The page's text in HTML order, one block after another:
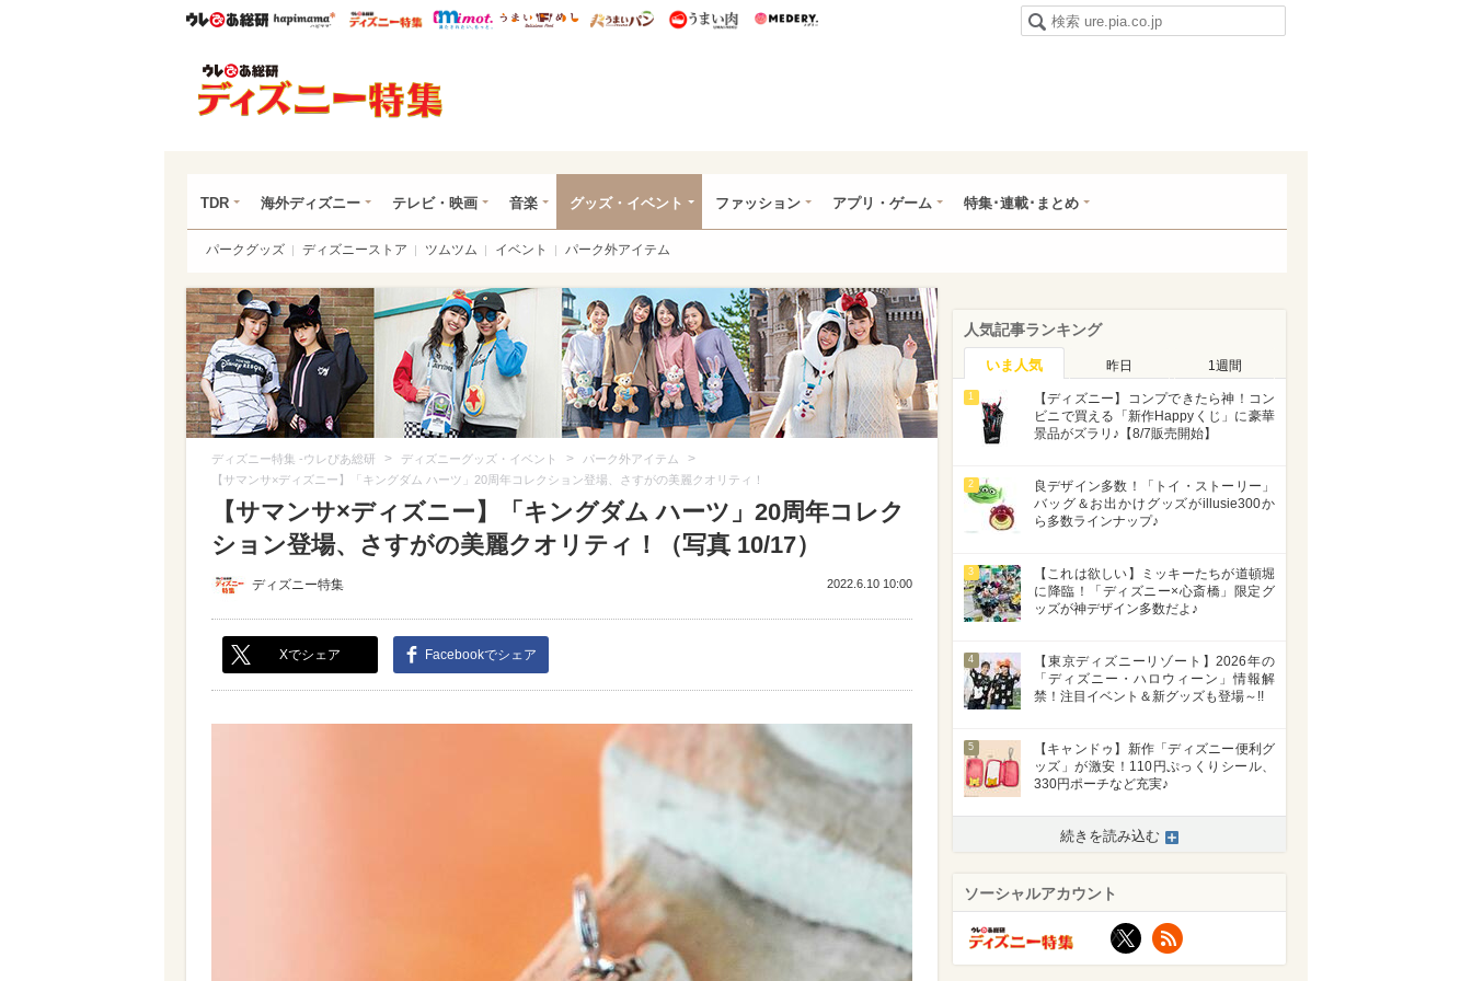
ウレぴあ総研ハピママ* ウレぴあ総研 ディズニー特集
mimot. うまいめし うまいパン うまい肉
TDR 海外ディズニー テレビ・映画 音楽 グッズ・イベント ファッション アプリ・ゲーム 特集･連載･まとめ
パークグッズ ディズニーストア ツムツム イベント パーク外アイテム
ディズニー特集 -ウレぴあ総研 > ディズニーグッズ・イベント > パーク外アイテム >
【サマンサ×ディズニー】「キングダム ハーツ」20周年コレクション登場、さすがの美麗クオリティ！
【サマンサ×ディズニー】「キングダム ハーツ」20周年コレク
ション登場、さすがの美麗クオリティ！（写真 10/17）
ディズニー特集 2022.6.10 10:00
Xでシェア Facebookでシェア
人気記事ランキング
いま人気 昨日 1週間
1
【ディズニー】コンプできたら神！コン
ビニで買える「新作Happyくじ」に豪華
景品がズラリ♪【8/7販売開始】
2
良デザイン多数！「トイ・ストーリー」
バッグ＆お出かけグッズがillusie300か
ら多数ラインナップ♪
3
【これは欲しい】ミッキーたちが道頓堀
に降臨！「ディズニー×心斎橋」限定グ
ッズが神デザイン多数だよ♪
4
【東京ディズニーリゾート】2026年の
「ディズニー・ハロウィーン」情報解
禁！注目イベント＆新グッズも登場～!!
5
【キャンドゥ】新作「ディズニー便利グ
ッズ」が激安！110円ぷっくりシール、
330円ポーチなど充実♪
続きを読み込む
ソーシャルアカウント
X